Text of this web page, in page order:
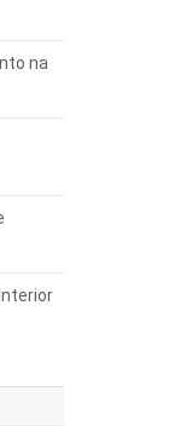
na